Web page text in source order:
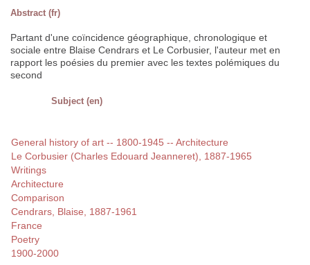
Abstract (fr)
Partant d'une coïncidence géographique, chronologique et
sociale entre Blaise Cendrars et Le Corbusier, l'auteur met en
rapport les poésies du premier avec les textes polémiques du
second
Subject (en)
General history of art -- 1800-1945 -- Architecture
Le Corbusier (Charles Edouard Jeanneret), 1887-1965
Writings
Architecture
Comparison
Cendrars, Blaise, 1887-1961
France
Poetry
1900-2000